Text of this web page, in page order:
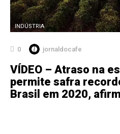
INDÚSTRIA
0 jornaldocafe
VÍDEO – Atraso na
permite safra
Brasil em 2020,